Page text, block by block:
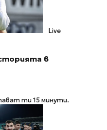
Live
в
ти 15 минути.